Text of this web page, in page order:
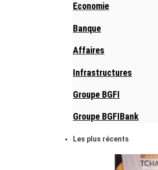
Economie
Banque
Affaires
Infrastructures
Groupe BGFI
Groupe BGFIBank
Les plus récents